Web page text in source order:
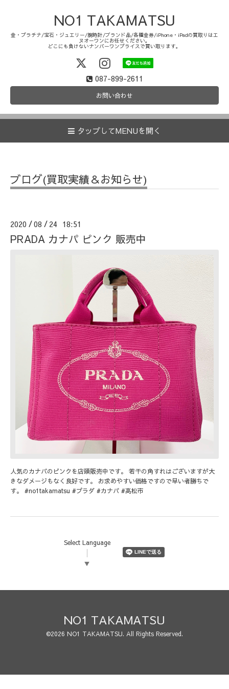
NO1 TAKAMATSU
金・プラチナ/宝石・ジュエリー/腕時計/ブランド品/各種金券/iPhone・iPadの買取りはエ
ヌオーワンにお任せください。
どこにも負けないナンバーワンプライスで買い取ります。
087-899-2611
お問い合わせ
タップしてMENUを開く
ブログ(買取実績＆お知らせ)
2020 /08 / 24 18:51
PRADA カナパ ピンク 販売中
人気のカナパのピンクを店頭販売中です。 若干の角すれはございますが大
きなダメージもなく良好です。 お求めやすい価格ですので早い者勝ちで
す。 #no1takamatsu #プラダ #カナパ #高松市
Select Language
▼
NO1 TAKAMATSU
©2026 NO1 TAKAMATSU. All Rights Reserved.